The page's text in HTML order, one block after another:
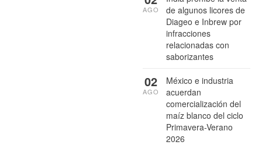
de algunos licores de
Diageo e Inbrew por
infracciones
relacionadas con
saborizantes
AGO
México e industria
acuerdan
comercialización del
maíz blanco del ciclo
Primavera-Verano
2026
02
AGO